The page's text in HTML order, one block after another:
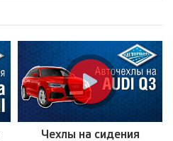
Чехлы на сидения